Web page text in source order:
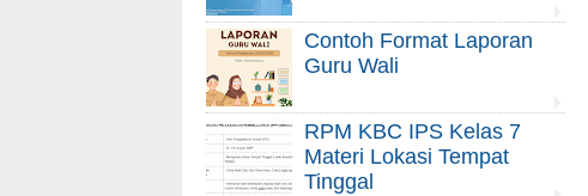
Contoh Format Laporan
Guru Wali
RPM KBC IPS Kelas 7
Materi Lokasi Tempat
Tinggal